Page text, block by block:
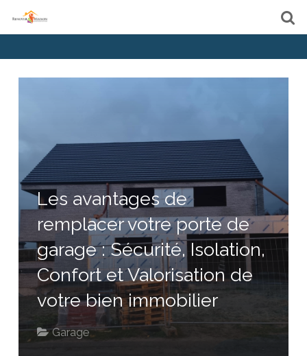
Les avantages de
remplacer votre porte de
garage : Sécurité, Isolation,
Confort et Valorisation de
votre bien immobilier
Garage